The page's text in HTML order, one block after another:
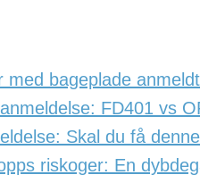
med bageplade anmeldt
FD401 vs
Skal du få
riskoger: En